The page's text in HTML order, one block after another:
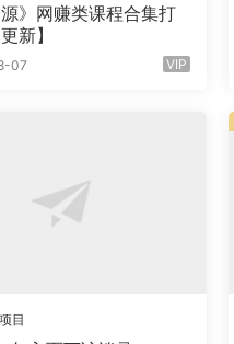
源》网赚类课程合集打
新】
07 VIP
目